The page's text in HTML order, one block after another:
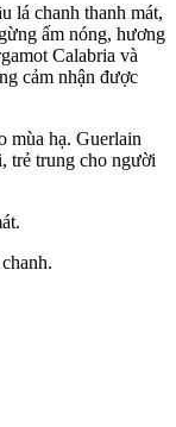
lá chanh thanh mát,
ấm nóng, hương
Calabria và
cảm nhận được
mùa hạ. Guerlain
trẻ trung cho người